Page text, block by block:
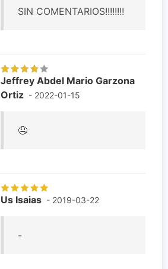
SIN COMENTARIOS!!!!!!!!
Jeffrey Abdel Mario Garzona
Ortiz - 2022-01-15
🤤
Us Isaias - 2019-03-22
-